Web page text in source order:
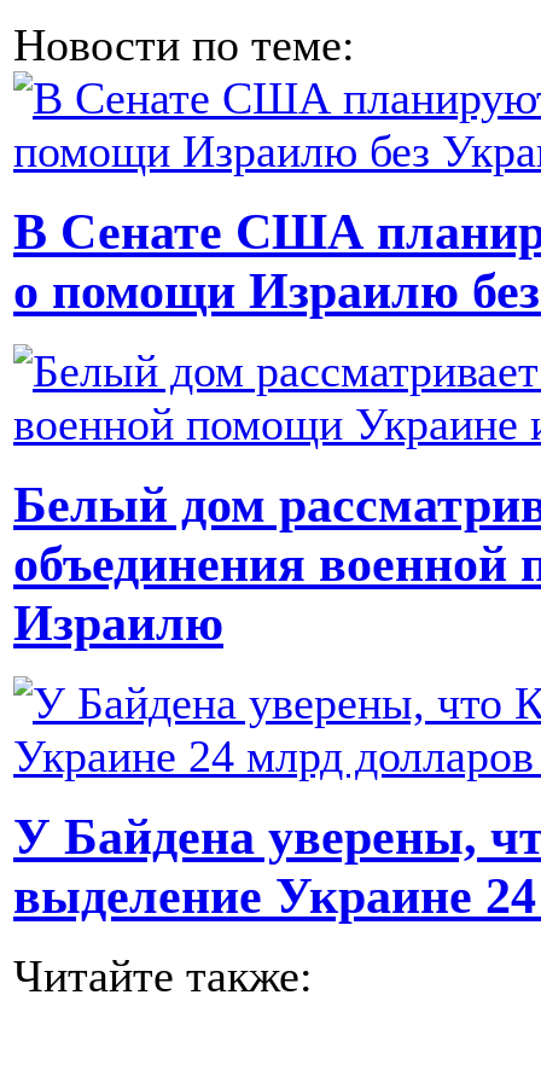
Новости по теме:
В Сенате США
о помощи Израилю
Белый дом
объединения
Израилю
У Байдена уверены,
выделение Украине
Читайте также: